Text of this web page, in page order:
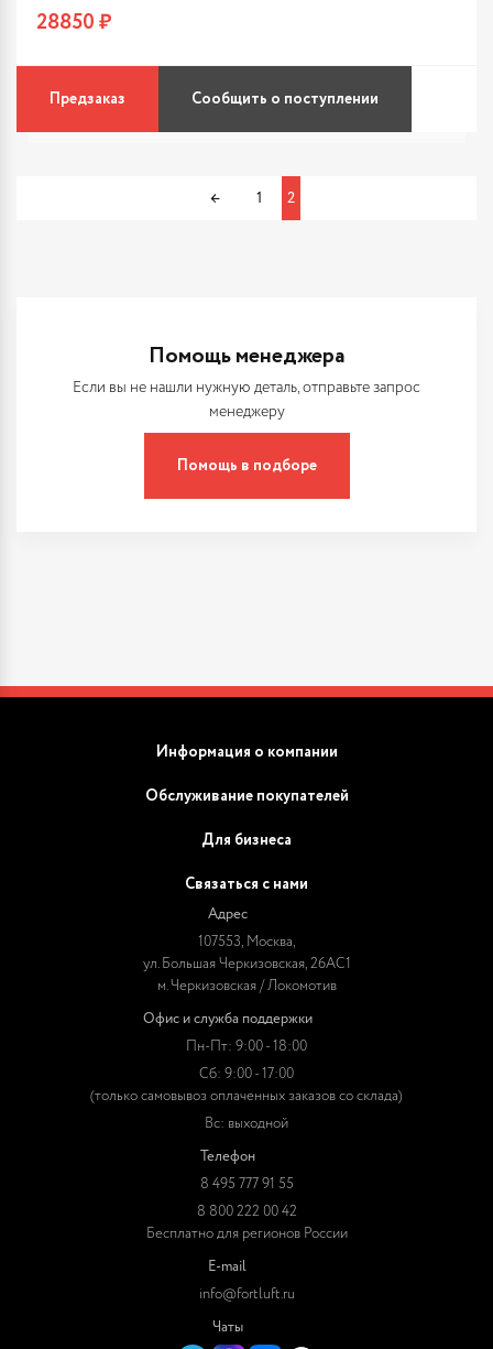
28850 ₽
Предзаказ Сообщить о поступлении
← 1 2
Помощь менеджера
Если вы не нашли нужную деталь, отправьте запрос
менеджеру
Помощь в подборе
Информация о компании
Обслуживание покупателей
Для бизнеса
Связаться с нами
Адрес
107553, Москва,
ул. Большая Черкизовская, 26АС1
м. Черкизовская / Локомотив
Офис и служба поддержки
Пн-Пт: 9:00 - 18:00
Сб: 9:00 - 17:00
(только самовывоз оплаченных заказов со склада)
Вс: выходной
Телефон
8 495 777 91 55
8 800 222 00 42
Бесплатно для регионов России
E-mail
info@fortluft.ru
Чаты